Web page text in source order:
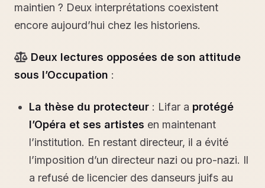
maintien ? Deux interprétations coexistent
encore aujourd’hui chez les historiens.
Deux lectures opposées de son attitude
sous l’Occupation :
La thèse du protecteur : Lifar a protégé
l’Opéra et ses artistes en maintenant
l’institution. En restant directeur, il a évité
l’imposition d’un directeur nazi ou pro-nazi. Il
a refusé de licencier des danseurs juifs au